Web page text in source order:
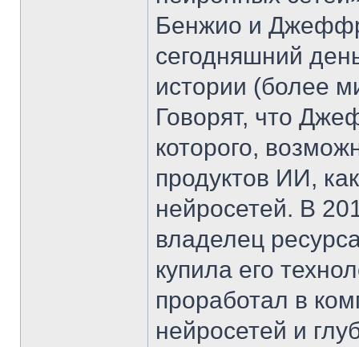
Бенжио и
сегодняшний
истории (более
Говорят, что
которого,
продуктов ИИ,
нейросетей. В
владелец
купила его
проработал в
нейросетей и